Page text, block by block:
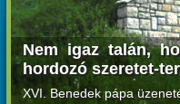
Nem igaz talán,
hordozó szeretet-
XVI. Benedek pápa